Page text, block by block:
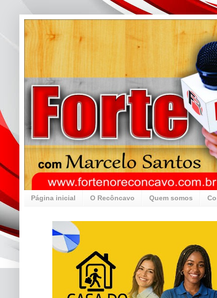
Página inicial O Recôncavo Quem somos